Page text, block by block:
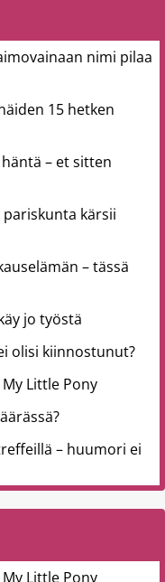
nimi pilaa
15 hetken
– et sitten
pariskunta kärsii
– tässä
jo työstä
olisi kiinnostunut?
Little Pony
– huumori ei
Little Pony